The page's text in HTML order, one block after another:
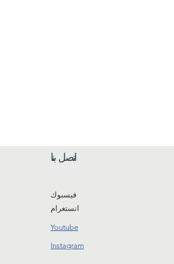
اتصل بنا
فيسبوك
انستغرام
Youtube
Instagram